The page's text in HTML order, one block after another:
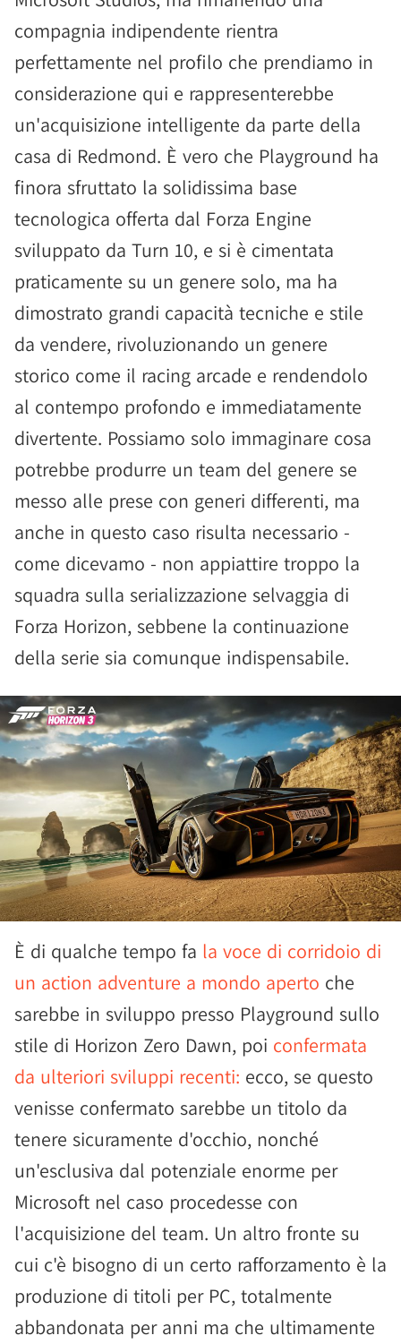
compagnia indipendente rientra
perfettamente nel profilo che prendiamo in
considerazione qui e rappresenterebbe
un'acquisizione intelligente da parte della
casa di Redmond. È vero che Playground ha
finora sfruttato la solidissima base
tecnologica offerta dal Forza Engine
sviluppato da Turn 10, e si è cimentata
praticamente su un genere solo, ma ha
dimostrato grandi capacità tecniche e stile
da vendere, rivoluzionando un genere
storico come il racing arcade e rendendolo
al contempo profondo e immediatamente
divertente. Possiamo solo immaginare cosa
potrebbe produrre un team del genere se
messo alle prese con generi differenti, ma
anche in questo caso risulta necessario -
come dicevamo - non appiattire troppo la
squadra sulla serializzazione selvaggia di
Forza Horizon, sebbene la continuazione
della serie sia comunque indispensabile.
È di qualche tempo fa la voce di corridoio di
un action adventure a mondo aperto che
sarebbe in sviluppo presso Playground sullo
stile di Horizon Zero Dawn, poi confermata
da ulteriori sviluppi recenti: ecco, se questo
venisse confermato sarebbe un titolo da
tenere sicuramente d'occhio, nonché
un'esclusiva dal potenziale enorme per
Microsoft nel caso procedesse con
l'acquisizione del team. Un altro fronte su
cui c'è bisogno di un certo rafforzamento è la
produzione di titoli per PC, totalmente
abbandonata per anni ma che ultimamente